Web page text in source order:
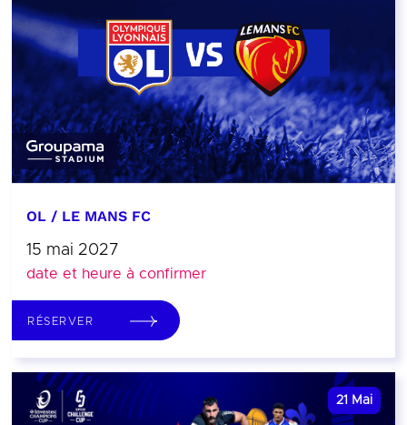
OL / LE MANS FC
15 mai 2027
date et heure à confirmer
RÉSERVER
21 Mai